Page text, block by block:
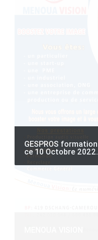
GESPROS
ce 10 Octobre 2022.